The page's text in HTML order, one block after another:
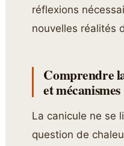
réflexions
nouvelles réalités
Comprendre
et mécanismes
La canicule ne se
question de